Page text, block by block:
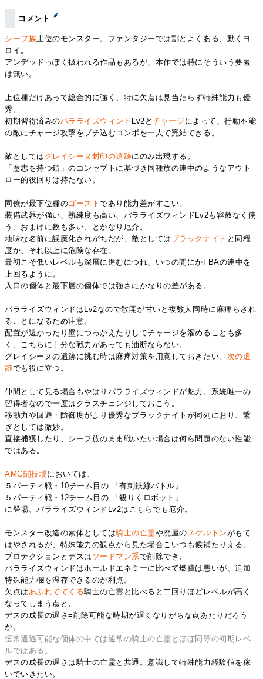
コメント
シーフ族 上位のモンスター。ファンタジーでは割とよくある、動くヨ
ロイ。
アンデッドっぽく扱われる作品もあるが、本作では特にそういう要素
は無い。
上位種だけあって総合的に強く、特に欠点は見当たらず特殊能力も優
秀。
初期習得済みのパラライズウィンド Lv2とチャージ によって、行動不能
の敵にチャージ攻撃をブチ込むコンボを一人で完結できる。
敵としては グレイシーヌ封印の遺跡にのみ出現する。
「意志を持つ鎧」のコンセプトに基づき同種族の連中のようなアウト
ロー的役回りは持たない。
同僚が最下位種のゴーストであり能力差がすごい。
装備武器が強い、熟練度も高い、パラライズウィンドLv2も容赦なく使
う、おまけに数も多い、とかなり厄介。
地味な名前に誤魔化されがちだが、敵としては ブラックナイト と同程
度か、それ以上に危険な存在。
最初こそ低いレベルも深層に進むにつれ、いつの間にかFBAの連中を
上回るように。
入口の個体と最下層の個体では強さにかなりの差がある。
パラライズウィンドはLv2なので散開が甘いと複数人同時に麻痺らされ
ることになるため注意。
配置が遠かったり壁につっかえたりしてチャージを溜めることも多
く、こちらに十分な戦力があっても油断ならない。
グレイシーヌの遺跡に挑む時は麻痺対策を用意しておきたい。 次の遺
跡でも役に立つ。
仲間として見る場合もやはりパラライズウィンドが魅力。系統唯一の
習得者なので一度はクラスチェンジしておこう。
移動力や回避・防御度がより優秀なブラックナイトが同列におり、繋
ぎとしては微妙。
直接捕獲したり、シーフ族のまま戦いたい場合は何ら問題のない性能
ではある。
AMG闘技場においては、
５パーティ戦・10チーム目の 「有刺鉄線バトル」
５パーティ戦・12チーム目の 「殺りくロボット」
に登場。パラライズウィンドLv2はこちらでも厄介。
モンスター改造の素体としては騎士の亡霊や廃屋の スケルトンがもて
はやされるが、特殊能力の観点から見た場合こいつも候補たりえる。
プロテクションとデスは ソードマン系で削除でき、
パラライズウィンドはホールドエネミーに比べて燃費は悪いが、追加
特殊能力欄を温存できるのが利点。
欠点は あふれでてくる騎士の亡霊と比べると二回りほどレベルが高く
なってしまう点と、
デスの成長の遅さ=削除可能な時期が遅くなりがちな点あたりだろう
か。
恒常遭遇可能な個体の中では通常の騎士の亡霊とほぼ同等の初期レベ
ルではある。
デスの成長の遅さは騎士の亡霊と共通。意識して特殊能力経験値を稼
いでいきたい。